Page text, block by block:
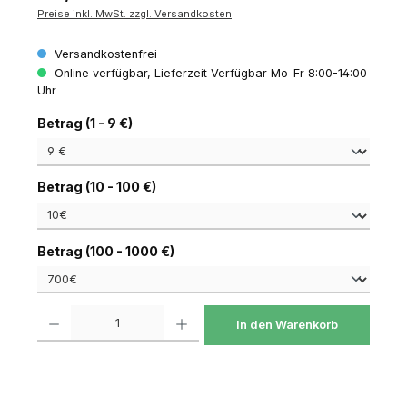
Preise inkl. MwSt. zzgl. Versandkosten
Versandkostenfrei
Online verfügbar, Lieferzeit Verfügbar Mo-Fr 8:00-14:00
Uhr
Betrag (1 - 9 €)auswählen
Betrag (10 - 100 €)auswählen
Betrag (100 - 1000 €)auswählen
In den Warenkorb